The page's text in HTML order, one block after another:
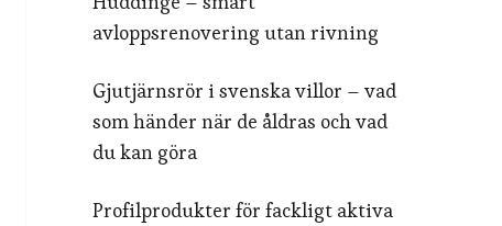
avloppsrenovering utan rivning
Gjutjärnsrör i svenska villor – vad
som händer när de åldras och vad
du kan göra
Profilprodukter för fackligt aktiva